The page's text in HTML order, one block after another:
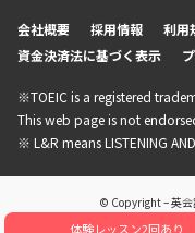
体験レッスン2回あり
2025年8月1日
【プロジェクト】「
2025年8月1日
【キャンペーン】
会社概要 採用情報 利用
資金決済法に基づく表示
※TOEIC is a registered
This web page is not
※ L&R means LISTENING
© Copyright – 英